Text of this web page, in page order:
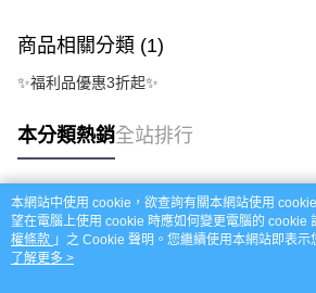
商品相關分類 (1)
✨福利品優惠3折起✨
本分類熱銷全站排行
熱門標籤
本網站中使用 cookie，欲查詢有關本網站使用
望在電腦上使用 cookie 時應如何變更電腦的 cookie
權條款 」之 Cookie 聲明。您繼續使用本網站即表
用條款之 Cookie 聲明使用 cookie。
了解更多 >